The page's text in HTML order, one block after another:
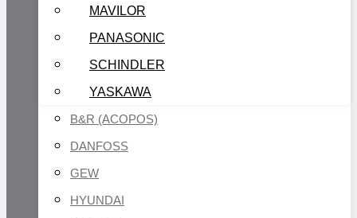
MAVILOR
PANASONIC
SCHINDLER
YASKAWA
B&R (ACOPOS)
DANFOSS
GEW
HYUNDAI